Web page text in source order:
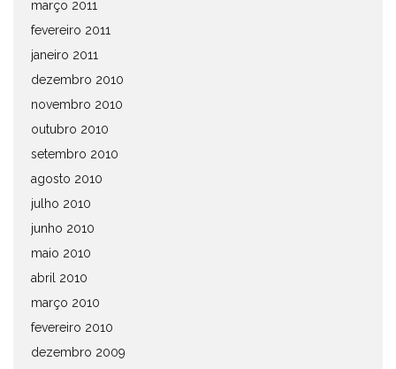
março 2011
fevereiro 2011
janeiro 2011
dezembro 2010
novembro 2010
outubro 2010
setembro 2010
agosto 2010
julho 2010
junho 2010
maio 2010
abril 2010
março 2010
fevereiro 2010
dezembro 2009